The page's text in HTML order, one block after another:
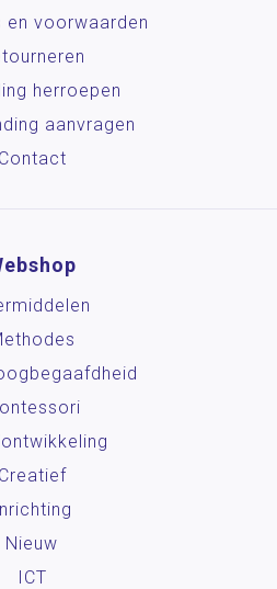
en voorwaarden
herroepen
aanvragen
Contact
Creatief
Nieuw
ICT